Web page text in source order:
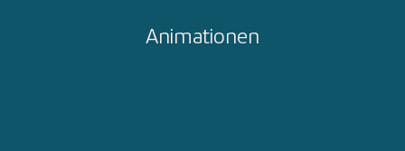
Animationen